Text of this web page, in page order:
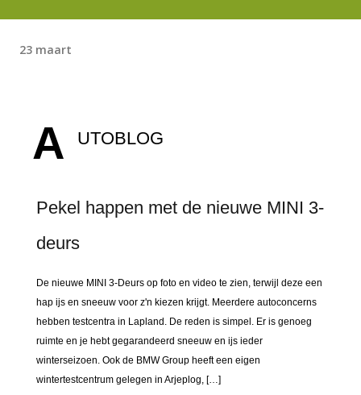
23 maart
A UTOBLOG
Pekel happen met de nieuwe MINI 3-
deurs
De nieuwe MINI 3-Deurs op foto en video te zien, terwijl deze een
hap ijs en sneeuw voor z'n kiezen krijgt. Meerdere autoconcerns
hebben testcentra in Lapland. De reden is simpel. Er is genoeg
ruimte en je hebt gegarandeerd sneeuw en ijs ieder
winterseizoen. Ook de BMW Group heeft een eigen
wintertestcentrum gelegen in Arjeplog, […]